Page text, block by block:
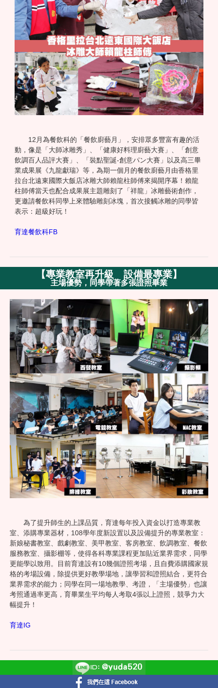
12月為餐飲科的「餐飲廚藝月」，安排眾多豐富有趣的活
動，像是「大師冰雕秀」、「健康好料理廚藝大賽」、「創意
飲調百人品評大賽」、「裝點聖誕-創意パン大賽」以及高三畢
業成果展《九龍獻瑞》等，為期一個月的餐飲廚藝月由香格里
拉台北遠東國際大飯店冰雕大師賴龍柱師傅來揭開序幕！賴龍
柱師傅當天也配合成果展主題雕刻了「祥龍」冰雕藝術創作，
更邀請餐飲科同學上來體驗雕刻冰塊，首次接觸冰雕的同學皆
表示：超級好玩！
育達餐飲科FB
【專業教室再升級 設備最專業】
主場優勢，同學帶著多張證照畢業
為了提升師生的上課品質，育達每年投入資金以打造專業教
室、添購專業器材，108學年度新設置以及設備提升的專業教室：
新娘秘書教室、戲劇教室、美甲教室、客房教室、飲調教室、餐飲
服務教室、攝影棚等，使得各科專業課程更加貼近業界需求，同學
更能學以致用。目前育達設有10幾個證照考場，且自費添購國家規
格的考場設備，除提供更好教學場地，讓學習和證照結合，更符合
業界需求的能力；同學在同一場地教學、考證，「主場優勢」也讓
考照通過率更高，育畢業生平均每人考取4張以上證照，競爭力大
幅提升！
育達IG